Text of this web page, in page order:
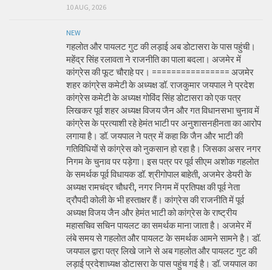
10 AUG, 2026
NEW
गहलोत और पायलट गुट की लड़ाई अब डोटासरा के पास पहुंची।
महेंद्र सिंह रलावता ने राजनीति का पाला बदला। अजमेर में
कांग्रेस की फूट चौराहे पर। ================ अजमेर
शहर कांग्रेस कमेटी के अध्यक्ष डॉ. राजकुमार जयपाल ने प्रदेश
कांग्रेस कमेटी के अध्यक्ष गोविंद सिंह डोटासरा को एक पत्र
लिखकर पूर्व शहर अध्यक्ष विजय जैन और गत विधानसभा चुनाव में
कांग्रेस के प्रत्याशी रहे हेमंत भाटी पर अनुशासनहीनता का आरोप
लगाया है। डॉ. जयपाल ने पत्र में कहा कि जैन और भाटी की
गतिविधियों से कांग्रेस को नुकसान हो रहा है। जिसका असर नगर
निगम के चुनाव पर पड़ेगा। इस पत्र पर पूर्व सीएम अशोक गहलोत
के समर्थक पूर्व विधायक डॉ. श्रीगोपाल बाहेती, अजमेर डेयरी के
अध्यक्ष रामचंद्र चौधरी, नगर निगम में प्रतिपक्ष की पूर्व नेता
द्रौपदी कोली के भी हस्ताक्षर हैं। कांग्रेस की राजनीति में पूर्व
अध्यक्ष विजय जैन और हेमंत भाटी को कांग्रेस के राष्ट्रीय
महासचिव सचिन पायलट का समर्थक माना जाता है। अजमेर में
लंबे समय से गहलोत और पायलट के समर्थक आमने सामने है। डॉ.
जयपाल द्वारा पत्र लिखे जाने से अब गहलोत और पायलट गुट की
लड़ाई प्रदेशाध्यक्ष डोटासरा के पास पहुंच गई है। डॉ. जयपाल का